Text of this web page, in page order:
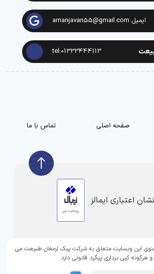
ایمیل arnanjavan55@gmail.com
tel:01333444113
صفحه اصلی
تماس با ما
این وبسایت متعلق به شرکت پیک ارمغان طبیعت می
هرگونه کپی برداری پیگرد قانونی دارد.